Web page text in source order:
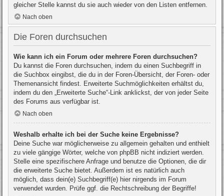
gleicher Stelle kannst du sie auch wieder von den Listen entfernen.
Nach oben
Die Foren durchsuchen
Wie kann ich ein Forum oder mehrere Foren durchsuchen?
Du kannst die Foren durchsuchen, indem du einen Suchbegriff in
die Suchbox eingibst, die du in der Foren-Übersicht, der Foren- oder
Themenansicht findest. Erweiterte Suchmöglichkeiten erhältst du,
indem du den „Erweiterte Suche“-Link anklickst, der von jeder Seite
des Forums aus verfügbar ist.
Nach oben
Weshalb erhalte ich bei der Suche keine Ergebnisse?
Deine Suche war möglicherweise zu allgemein gehalten und enthielt
zu viele gängige Wörter, welche von phpBB nicht indiziert werden.
Stelle eine spezifischere Anfrage und benutze die Optionen, die dir
die erweiterte Suche bietet. Außerdem ist es natürlich auch
möglich, dass dein(e) Suchbegriff(e) hier nirgends im Forum
verwendet wurden. Prüfe ggf. die Rechtschreibung der Begriffe!